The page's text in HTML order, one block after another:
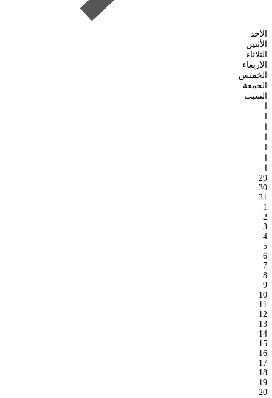
الأحد
الأثنين
الثلاثاء
الأربعاء
الخميس
الجمعة
السبت
ا
ا
ا
ا
ا
ا
ا
29
30
31
1
2
3
4
5
6
7
8
9
10
11
12
13
14
15
16
17
18
19
20